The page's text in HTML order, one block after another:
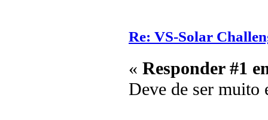
Re: VS-Solar
« Responder #1
Deve de ser muito